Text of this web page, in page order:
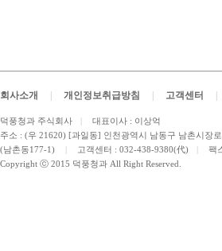
회사소개 개인정보취급방침 고객센터
덕풍청과 주식회사 |
대표이사 : 이상억
주소 : (우 21620) [과일동] 인천광역시 남동구 남촌시장
(남촌동177-1)
| 고객센터 : 032-438-9380(代) | 팩
Copyright ⓒ 2015 덕풍청과 All Right Reserved.